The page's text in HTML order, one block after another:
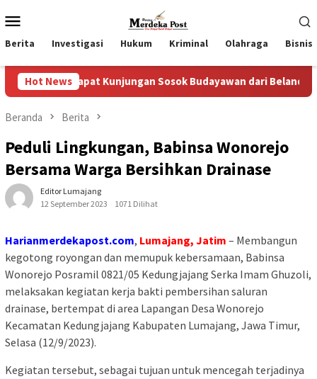
ke
kontenMobile
Berita Investigasi Hukum Kriminal Olahraga Bisnis
Hot News
Kunjungan Sosok Budayawan dari Belanda Mr. Crues
Beranda Berita
Peduli Lingkungan, Babinsa Wonorejo
Bersama Warga Bersihkan Drainase
Editor Lumajang
12 September 2023
1071 Dilihat
Harianmerdekapost.com, Lumajang, Jatim – Membangun
kegotong royongan dan memupuk kebersamaan, Babinsa
Wonorejo Posramil 0821/05 Kedungjajang Serka Imam Ghuzoli,
melaksakan kegiatan kerja bakti pembersihan saluran
drainase, bertempat di area Lapangan Desa Wonorejo
Kecamatan Kedungjajang Kabupaten Lumajang, Jawa Timur,
Selasa (12/9/2023).
Kegiatan tersebut, sebagai tujuan untuk mencegah terjadinya